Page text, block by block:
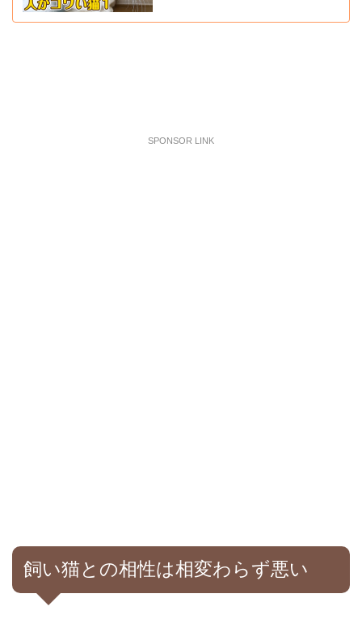
SPONSOR LINK
飼い猫との相性は相変わらず悪い